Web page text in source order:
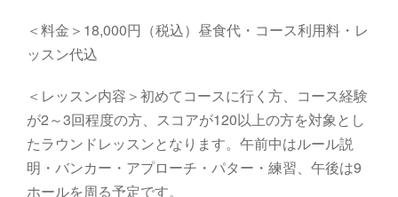
＜料金＞18,000円（税込）昼食代・コース利用料・レ
ッスン代込
＜レッスン内容＞初めてコースに行く方、コース経験
が2～3回程度の方、スコアが120以上の方を対象とし
たラウンドレッスンとなります。午前中はルール説
明・バンカー・アプローチ・パター・練習、午後は9
ホールを周る予定です。